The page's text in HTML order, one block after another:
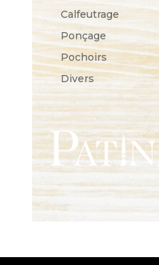
Calfeutrage
Ponçage
Pochoirs
Divers